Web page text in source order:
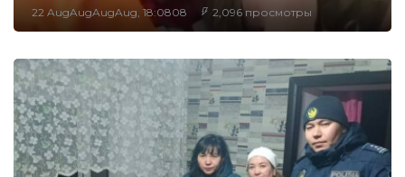
22 AugAugAugAug, 18:0808 2,096 просмотры